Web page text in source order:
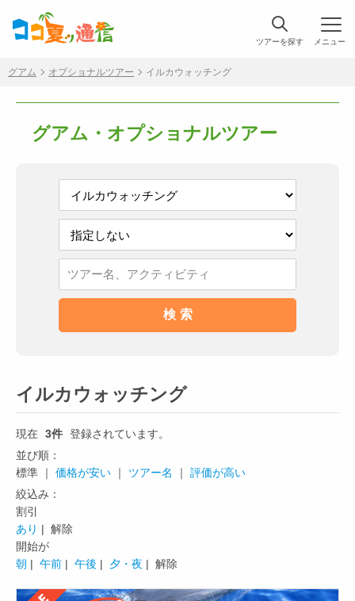
ツアーを探す
グアム オプショナルツアー イルカウォッチング
グアム・オプショナルツアー
イルカウォッチング
現在 3件 登録されています。
並び順：
標準 ｜ 価格が安い ｜ ツアー名 ｜ 評価が高い
絞込み：
割引
あり | 解除
開始が
朝 | 午前 | 午後 | 夕・夜 | 解除
メニュー